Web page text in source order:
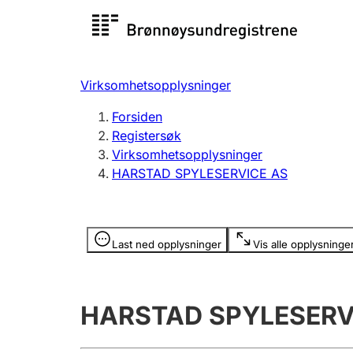
Registersøk
Registrere, endre, slette
Virksomhetsopplysninger
Forsiden
Registersøk
Virksomhetsopplysninger
HARSTAD SPYLESERVICE AS
Last ned opplysninger Vis alle
Opplysninger er skjult
HARSTAD